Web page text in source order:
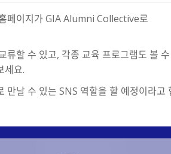
페이지가 GIA Alumni Collective로
류할 수 있고, 각종 교육 프로그램도 볼
세요.
만날 수 있는 SNS 역할을 할 예정이라고